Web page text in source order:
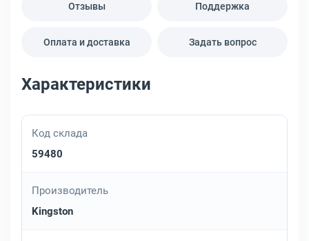
Отзывы Поддержка
Оплата и доставка Задать вопрос
Характеристики
Код склада
59480
Производитель
Kingston